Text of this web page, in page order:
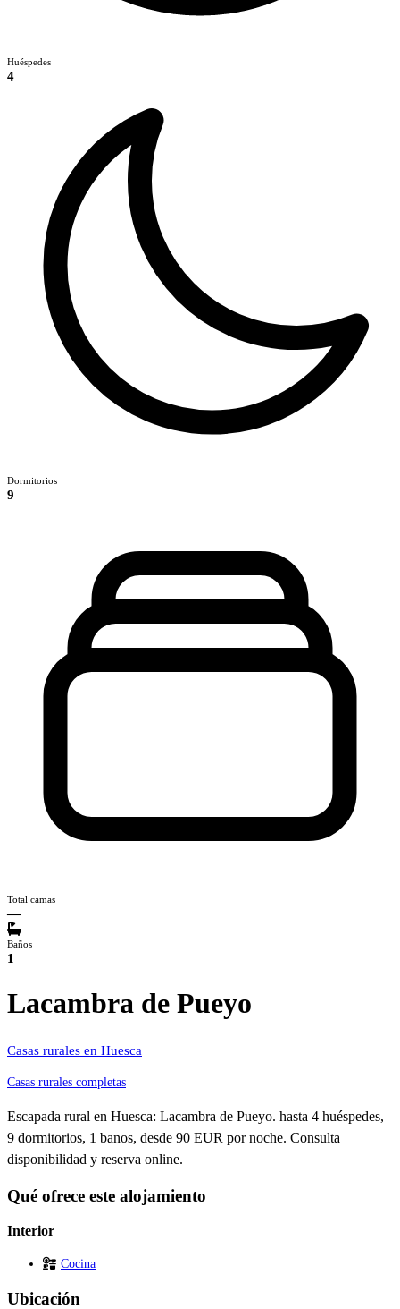
Huéspedes
4
Dormitorios
9
Total camas
—
Baños
1
Lacambra de Pueyo
Casas rurales en Huesca
Casas rurales completas
Escapada rural en Huesca: Lacambra de Pueyo. hasta 4 huéspedes,
9 dormitorios, 1 banos, desde 90 EUR por noche. Consulta
disponibilidad y reserva online.
Qué ofrece este alojamiento
Interior
Cocina
Ubicación